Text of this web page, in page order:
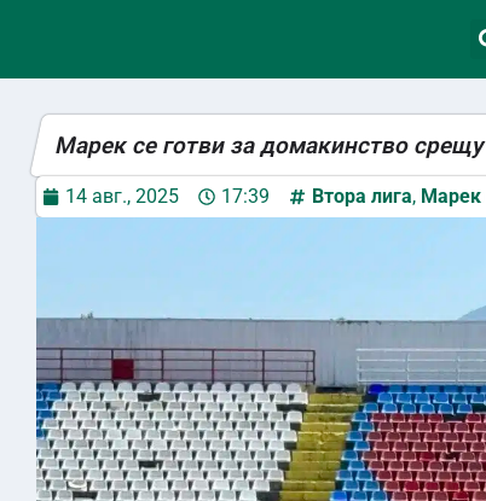
Марек се готви за домакинство
14 авг., 2025 17:39 Втора лига, Марек